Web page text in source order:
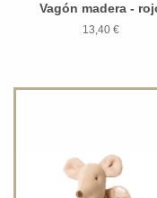
Vagón madera -
13,40 €